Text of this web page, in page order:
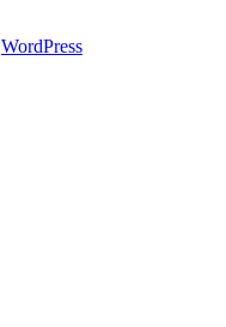
WordPress